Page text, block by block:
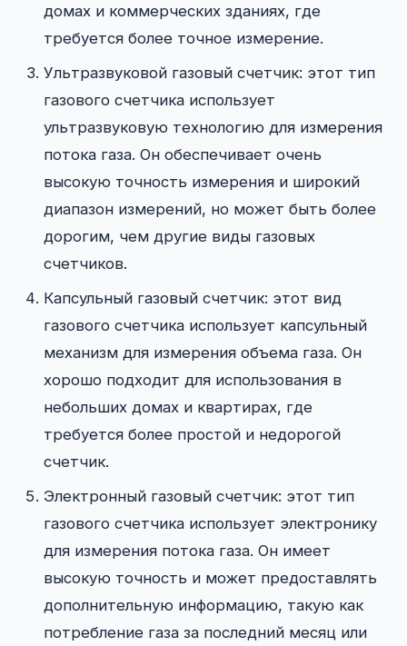
домах и коммерческих зданиях, где
требуется более точное измерение.
Ультразвуковой газовый счетчик: этот тип
газового счетчика использует
ультразвуковую технологию для измерения
потока газа. Он обеспечивает очень
высокую точность измерения и широкий
диапазон измерений, но может быть более
дорогим, чем другие виды газовых
счетчиков.
Капсульный газовый счетчик: этот вид
газового счетчика использует капсульный
механизм для измерения объема газа. Он
хорошо подходит для использования в
небольших домах и квартирах, где
требуется более простой и недорогой
счетчик.
Электронный газовый счетчик: этот тип
газового счетчика использует электронику
для измерения потока газа. Он имеет
высокую точность и может предоставлять
дополнительную информацию, такую как
потребление газа за последний месяц или